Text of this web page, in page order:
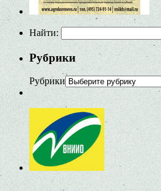
Найти:
Рубрики
Рубрики